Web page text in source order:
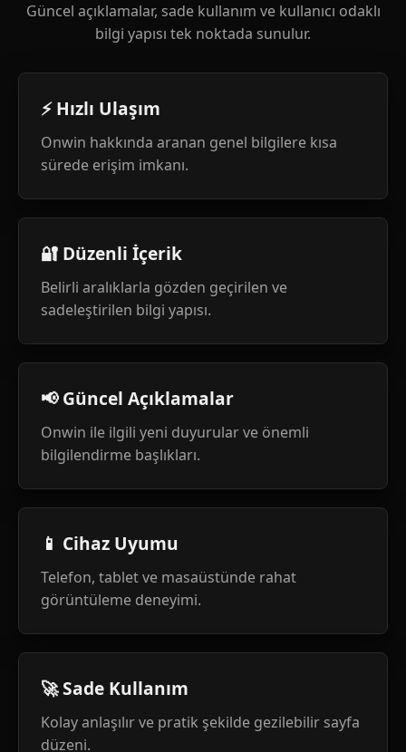
Güncel açıklamalar, sade kullanım ve kullanıcı odaklı
bilgi yapısı tek noktada sunulur.
⚡ Hızlı Ulaşım
Onwin hakkında aranan genel bilgilere kısa
sürede erişim imkanı.
🔐 Düzenli İçerik
Belirli aralıklarla gözden geçirilen ve
sadeleştirilen bilgi yapısı.
📢 Güncel Açıklamalar
Onwin ile ilgili yeni duyurular ve önemli
bilgilendirme başlıkları.
📱 Cihaz Uyumu
Telefon, tablet ve masaüstünde rahat
görüntüleme deneyimi.
🚀 Sade Kullanım
Kolay anlaşılır ve pratik şekilde gezilebilir sayfa
düzeni.